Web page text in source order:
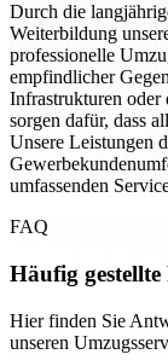
Durch die
Weiterbildung
professionelle
empfindlicher
Infrastrukturen oder
sorgen dafür, dass
Unsere Leistungen
umfassenden
FAQ
Häufig gestellte
Hier finden Sie
unseren